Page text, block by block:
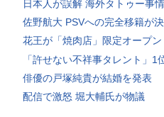
日本人が誤解 海外タトゥー事情
佐野航大 PSVへの完全移籍が
花王が「焼肉店」限定オープン
「許せない不祥事タレント」1
俳優の戸塚純貴が結婚を発表
配信で激怒 堀大輔氏が物議